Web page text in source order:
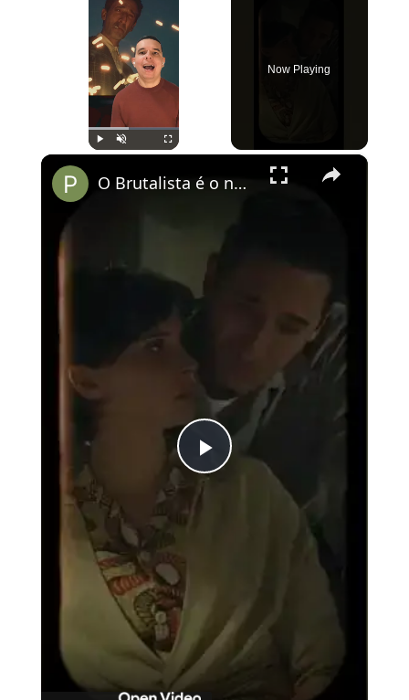
Now Playing
×
Play
O Brutalista é o novo O Pianista?